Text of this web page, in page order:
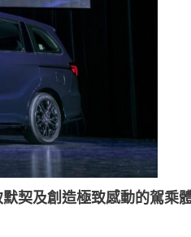
契及創造極致感動的駕乘